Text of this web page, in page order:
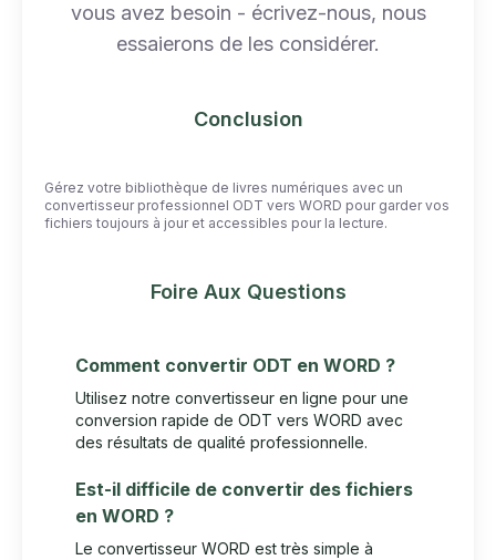
vous avez besoin - écrivez-nous, nous
essaierons de les considérer.
Conclusion
Gérez votre bibliothèque de livres numériques avec un
convertisseur professionnel ODT vers WORD pour garder vos
fichiers toujours à jour et accessibles pour la lecture.
Foire Aux Questions
Comment convertir ODT en WORD ?
Utilisez notre convertisseur en ligne pour une
conversion rapide de ODT vers WORD avec
des résultats de qualité professionnelle.
Est-il difficile de convertir des fichiers
en WORD ?
Le convertisseur WORD est très simple à